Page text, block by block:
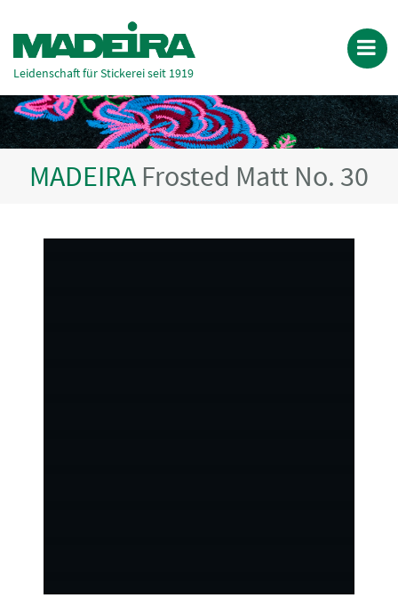
Leidenschaft für Stickerei seit 1919
MADEIRA Frosted Matt No. 30